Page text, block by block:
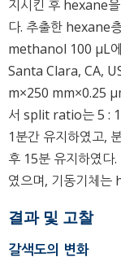
지시킨 후 hexane
다. 추출한 hexane
methanol 100 μL
Santa Clara, CA,
m×250 mm×0.25
서 split ratio는 5 : 1
1분간 유지하였고,
후 15분 유지하였
였으며, 기동기체는
결과 및 고찰
갈색도의 변화